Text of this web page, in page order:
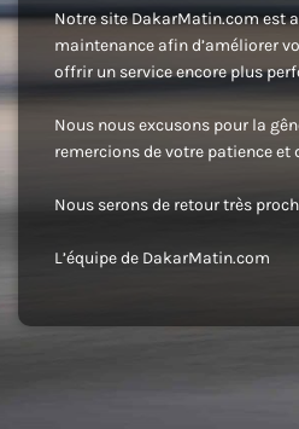
Notre site DakarMatin.com est
maintenance afin d’améliorer
offrir un service encore plus
Nous nous excusons pour la
remercions de votre patience et
Nous serons de retour très
L’équipe de DakarMatin.com